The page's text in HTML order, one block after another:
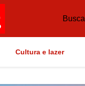
Busca
Cultura e lazer